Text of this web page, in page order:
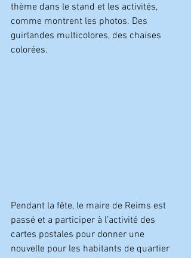
thème dans le stand et les activités,
comme montrent les photos. Des
guirlandes multicolores, des chaises
colorées.
Pendant la fête, le maire de Reims est
passé et a participer à l’activité des
cartes postales pour donner une
nouvelle pour les habitants de quartier